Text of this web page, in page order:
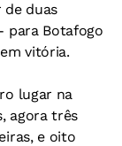
de duas
para Botafogo
vitória.
lugar na
agora três
e oito